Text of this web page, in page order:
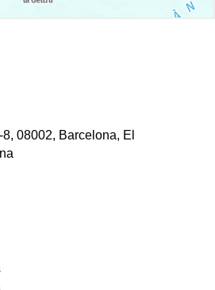
08002, Barcelona, El